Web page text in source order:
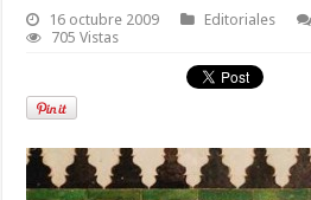
16 octubre 2009 Editoriales
705 Vistas